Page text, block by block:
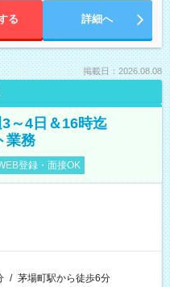
る 詳細へ
掲載日：2026.08.08
～4日＆16時迄
業務
登録・面接OK
/ 茅場町駅から徒歩6分